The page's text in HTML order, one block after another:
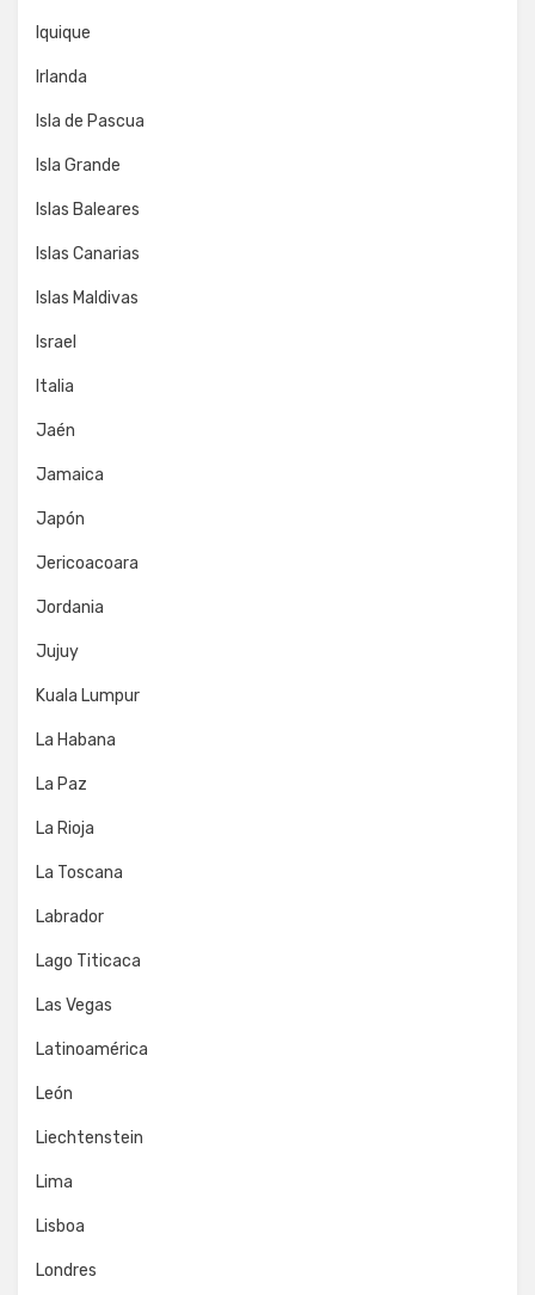
Iquique
Irlanda
Isla de Pascua
Isla Grande
Islas Baleares
Islas Canarias
Islas Maldivas
Israel
Italia
Jaén
Jamaica
Japón
Jericoacoara
Jordania
Jujuy
Kuala Lumpur
La Habana
La Paz
La Rioja
La Toscana
Labrador
Lago Titicaca
Las Vegas
Latinoamérica
León
Liechtenstein
Lima
Lisboa
Londres